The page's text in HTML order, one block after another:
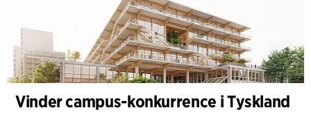
Vinder campus-konkurrence i Tyskland